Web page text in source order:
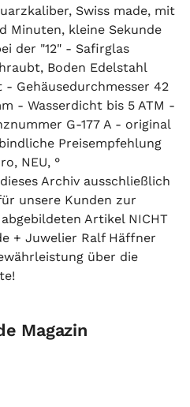
Swiss made, mit
Minuten, kleine Sekunde
der "12" - Safirglas
Boden Edelstahl
Gehäusedurchmesser 42
- Wasserdicht bis 5 ATM -
G-177 A - original
Preisempfehlung
NEU, °
Archiv ausschließlich
unsere Kunden zur
Artikel NICHT
+ Juwelier Ralf Häffner
über die
Magazin